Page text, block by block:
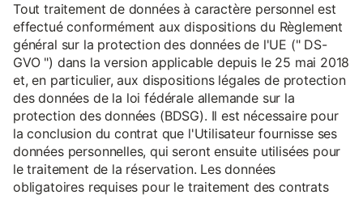
Tout traitement de données à caractère personnel est
effectué conformément aux dispositions du Règlement
général sur la protection des données de l'UE (" DS-
GVO ") dans la version applicable depuis le 25 mai 2018
et, en particulier, aux dispositions légales de protection
des données de la loi fédérale allemande sur la
protection des données (BDSG). Il est nécessaire pour
la conclusion du contrat que l'Utilisateur fournisse ses
données personnelles, qui seront ensuite utilisées pour
le traitement de la réservation. Les données
obligatoires requises pour le traitement des contrats